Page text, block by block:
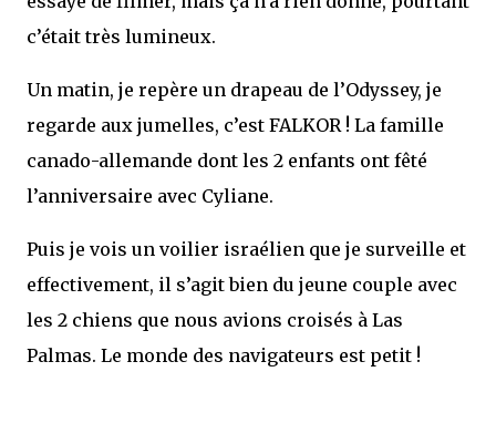
c’était très lumineux.
Un matin, je repère un drapeau de l’Odyssey, je
regarde aux jumelles, c’est FALKOR ! La famille
canado-allemande dont les 2 enfants ont fêté
l’anniversaire avec Cyliane.
Puis je vois un voilier israélien que je surveille et
effectivement, il s’agit bien du jeune couple avec
les 2 chiens que nous avions croisés à Las
Palmas. Le monde des navigateurs est petit !